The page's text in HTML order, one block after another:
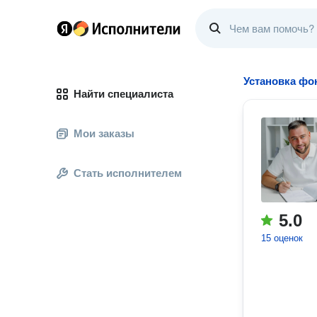
Найти специалиста
Мои заказы
Стать исполнителем
Установка
5.0
15 оценок